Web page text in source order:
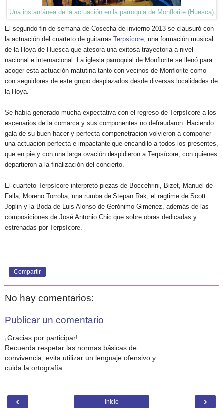
Una instantánea de la actuación en la parroquia de Monflorite (Huesca)
El segundo fin de semana de Cosecha de invierno 2013 se clausuró con
la actuación del cuarteto de guitarras Terpsícore, una formación musical
de la Hoya de Huesca que atesora una exitosa trayectoria a nivel
nacional e internacional. La iglesia parroquial de Monflorite se llenó para
acoger esta actuación matutina tanto con vecinos de Monflorite como
con seguidores de este grupo desplazados desde diversas localidades de
la Hoya.
Se había generado mucha expectativa con el regreso de Terpsícore a los
escenarios de la comarca y sus componentes no defraudaron. Haciendo
gala de su buen hacer y perfecta compenetración volvieron a componer
una actuación perfecta e impactante que encandiló a todos los presentes,
que en pie y con una larga ovación despidieron a Terpsícore, con quienes
departieron a la finalización del concierto.
El cuarteto Terpsícore interpretó piezas de Boccehrini, Bizet, Manuel de
Falla, Moreno Torroba, una rumba de Stepan Rak, el ragtime de Scott
Joplin y la Boda de Luis Alonso de Gerónimo Giménez, además de las
composiciones de José Antonio Chic que sobre obras dedicadas y
estrenadas por Terpsícore.
Compartir
No hay comentarios:
Publicar un comentario
¡Gracias por participar!
Recuerda respetar las normas básicas de
convivencia, evita utilizar un lenguaje ofensivo y
cuida la ortografía.
‹ ›
Inicio